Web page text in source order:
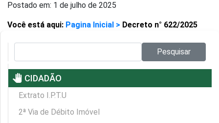
Postado em: 1 de julho de 2025
Você está aqui: Pagina Inicial > Decreto n° 622/2025
Pesquisar
pan_tool CIDADÃO
Extrato I.P.T.U
2ª Via de Débito Imóvel